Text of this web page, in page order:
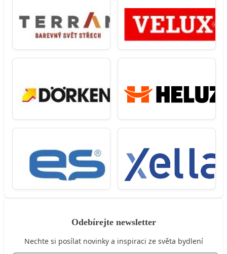
Odebírejte newsletter
Nechte si posílat novinky a inspiraci ze světa bydlení